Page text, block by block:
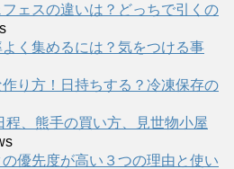
ェスの違いは？どっちで引くの
く集めるには？気をつける事
り方！日持ちする？冷凍保存の
、熊手の買い方、見世物小屋
優先度が高い３つの理由と使い